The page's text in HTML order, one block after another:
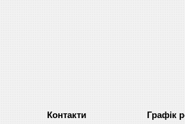
Графік